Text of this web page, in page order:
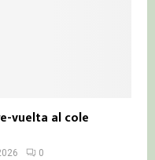
vuelta al cole
0